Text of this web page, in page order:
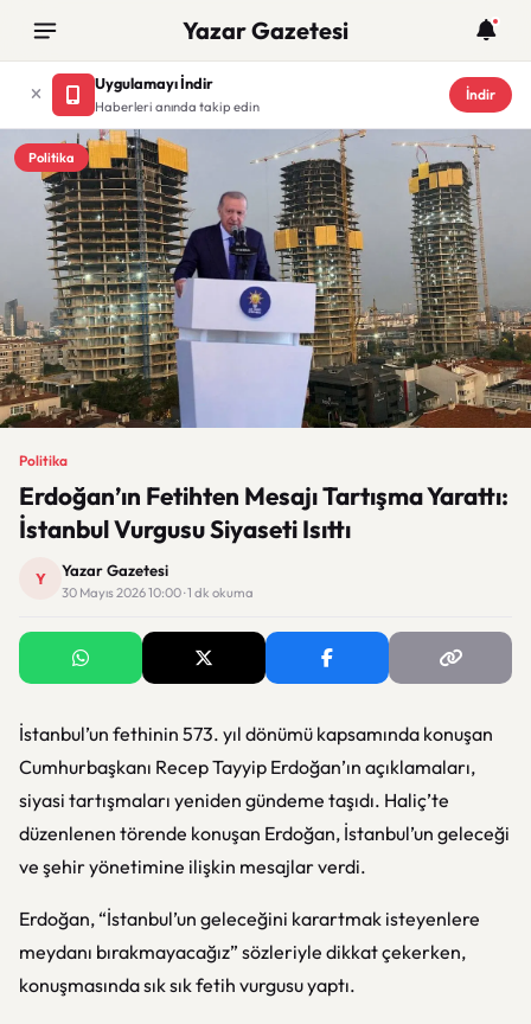
Yazar Gazetesi
Uygulamayı İndir
Haberleri anında takip edin
İndir
Politika
Politika
Erdoğan’ın Fetihten Mesajı Tartışma Yarattı:
İstanbul Vurgusu Siyaseti Isıttı
Y Yazar Gazetesi
30 Mayıs 2026 10:00 · 1 dk okuma
İstanbul’un fethinin 573. yıl dönümü kapsamında konuşan
Cumhurbaşkanı Recep Tayyip Erdoğan’ın açıklamaları,
siyasi tartışmaları yeniden gündeme taşıdı. Haliç’te
düzenlenen törende konuşan Erdoğan, İstanbul’un geleceği
ve şehir yönetimine ilişkin mesajlar verdi.
Erdoğan, “İstanbul’un geleceğini karartmak isteyenlere
meydanı bırakmayacağız” sözleriyle dikkat çekerken,
konuşmasında sık sık fetih vurgusu yaptı.